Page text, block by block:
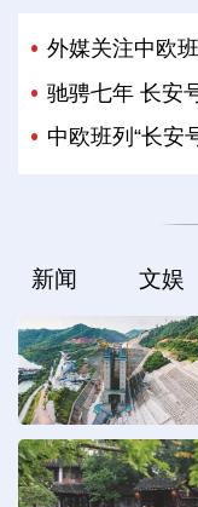
外媒关注中欧
驰骋七年 长安
中欧班列“长安
新闻 文娱